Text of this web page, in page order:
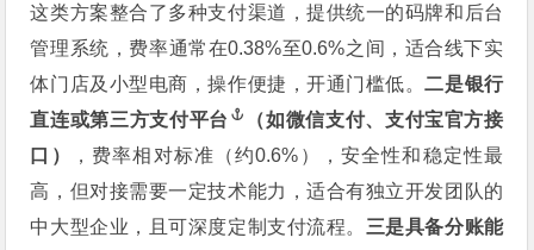
这类方案整合了多种支付渠道，提供统一的码牌和后台
管理系统，费率通常在0.38%至0.6%之间，适合线下实
体门店及小型电商，操作便捷，开通门槛低。二是银行
直连或第三方支付平台
（如微信支付、支付宝官方接
口）
，费率相对标准（约0.6%），安全性和稳定性最
高，但对接需要一定技术能力，适合有独立开发团队的
中大型企业，且可深度定制支付流程。 三是具备分账能